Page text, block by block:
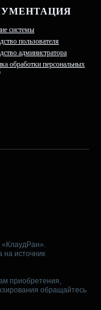
системы
пользователя
администратора
обработки персональных
на источник
приобретения,
обращайтесь